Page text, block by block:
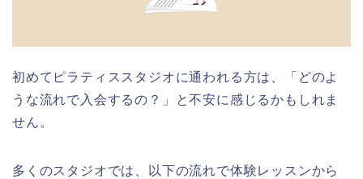
初めてピラティススタジオに通われる方は、「どのよ
うな流れで入会するの？」と不安に感じるかもしれま
せん。
多くのスタジオでは、以下の流れで体験レッスンから